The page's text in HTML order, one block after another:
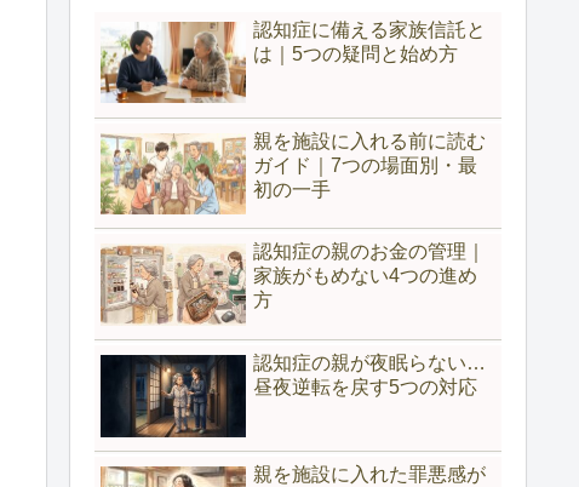
認知症に備える家族信託と
は｜5つの疑問と始め方
親を施設に入れる前に読む
ガイド｜7つの場面別・最
初の一手
認知症の親のお金の管理｜
家族がもめない4つの進め
方
認知症の親が夜眠らない…
昼夜逆転を戻す5つの対応
親を施設に入れた罪悪感が